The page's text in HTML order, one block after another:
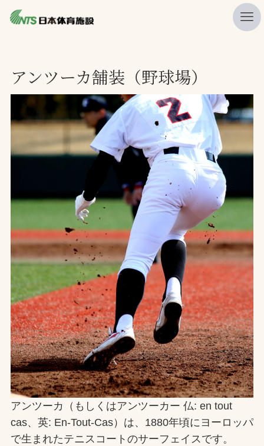
ニュース
プレスリリース
レポート
製品・サービス一覧
会社概要
検索
お問合せ
お取引先の皆様へ
プライバシーポリシー
ソーシャルメディアポリシー
Instagram
FacebookYouTube
アンツーカ舗装（野球場）
アンツーカ（もしくはアンツーカー 仏: en tout
cas、英: En-Tout-Cas）は、1880年頃にヨーロッパ
で生まれたテニスコートのサーフェイスです。